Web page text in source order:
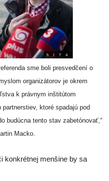
sme boli presvedčení o
organizátorov je okrem
k právnym inštitútom
ktoré spadajú pod
budúcna tento stav zabetónovať,“
Macko.
konkrétnej menšine by sa